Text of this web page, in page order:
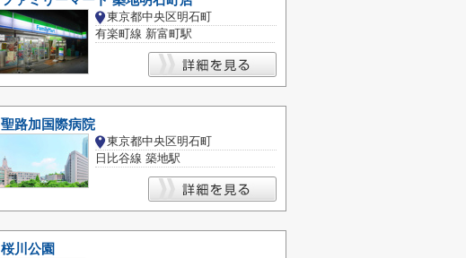
東京都中央区明石町
有楽町線 新富町駅
聖路加国際病院
東京都中央区明石町
日比谷線 築地駅
桜川公園